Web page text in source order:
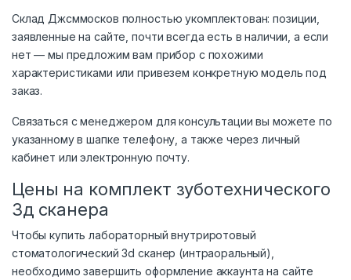
Склад Джсммосков полностью укомплектован: позиции,
заявленные на сайте, почти всегда есть в наличии, а если
нет — мы предложим вам прибор с похожими
характеристиками или привезем конкретную модель под
заказ.
Связаться с менеджером для консультации вы можете по
указанному в шапке телефону, а также через личный
кабинет или электронную почту.
Цены на комплект зуботехнического
3д сканера
Чтобы купить лабораторный внутриротовый
стоматологический 3d сканер (интраоральный),
необходимо завершить оформление аккаунта на сайте